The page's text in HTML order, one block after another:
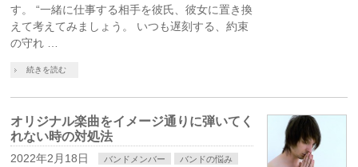
す。 “一緒に仕事する相手を彼氏、彼女に置き換
えて考えてみましょう。 いつも遅刻する、約束
の守れ …
続きを読む
オリジナル楽曲をイメージ通りに弾いてく
れない時の対処法
2022年2月18日 バンドメンバー
バンドの悩み